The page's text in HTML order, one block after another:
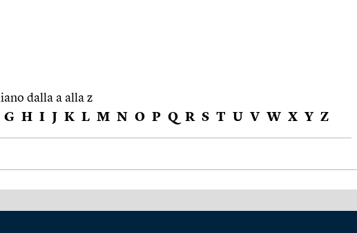
dalla a alla z
G H I J K L M N O P Q R S T U V W X Y Z